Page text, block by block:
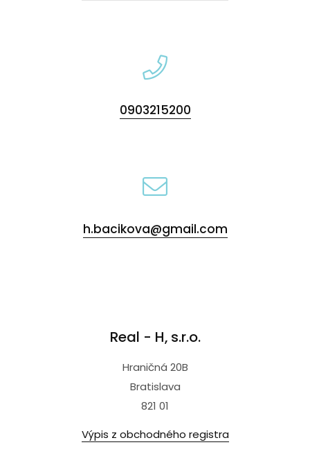
0903215200
h.bacikova@gmail.com
Real - H, s.r.o.
Hraničná 20B
Bratislava
821 01
Výpis z obchodného registra